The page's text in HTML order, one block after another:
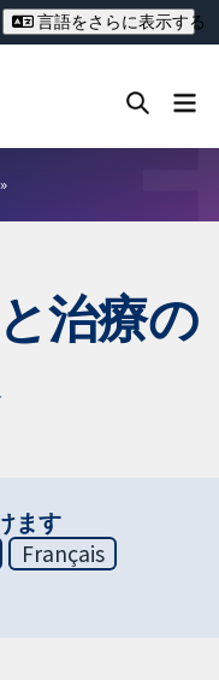
言語をさらに表示する
治療の
ます
Français